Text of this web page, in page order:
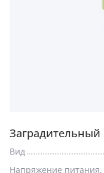
Вид
Напряжение питания,